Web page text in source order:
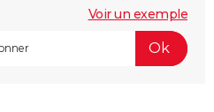
Voir un exemple